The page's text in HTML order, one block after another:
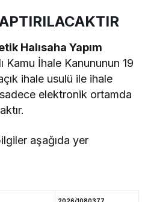
Halısaha Yapım
Kamu İhale Kanununun 19
ihale usulü ile ihale
elektronik ortamda
aşağıda yer